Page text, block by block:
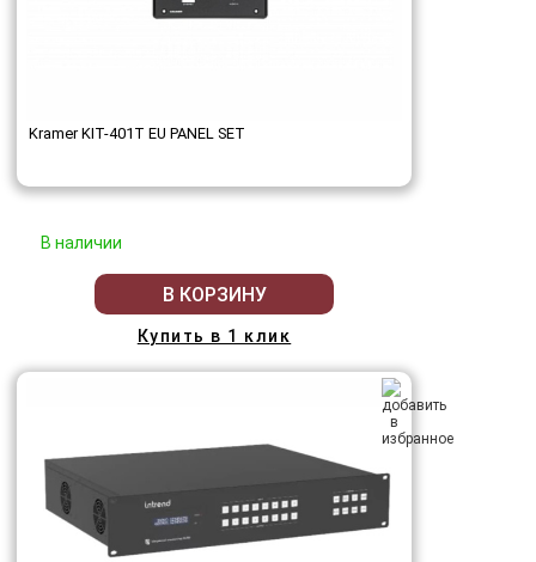
Kramer KIT-401T EU PANEL SET
В наличии
В КОРЗИНУ
Купить в 1 клик